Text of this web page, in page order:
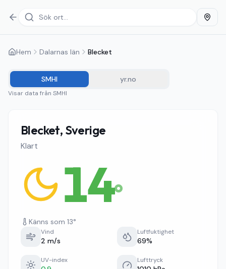
Hem Dalarnas län Blecket
SMHI yr.no
Visar data från SMHI
Blecket, Sverige
Klart
14°
Känns som 13°
Vind
2 m/s
Luftfuktighet
69%
UV-index Lufttryck